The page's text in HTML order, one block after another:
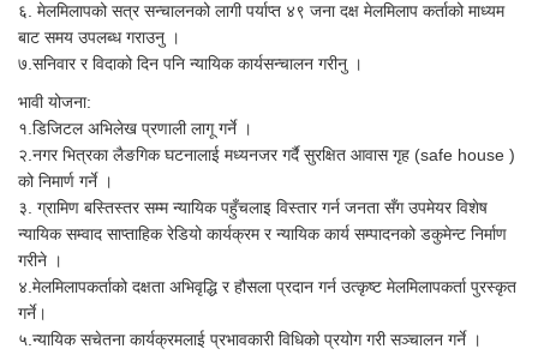
६. मेलमिलापको सत्र सन्चालनको लागी पर्याप्त ४९ जना दक्ष मेलमिलाप कर्ताको माध्यम
बाट समय उपलब्ध गराउनु ।
७.सनिवार र विदाको दिन पनि न्यायिक कार्यसन्चालन गरीनु ।
भावी योजना:
१.डिजिटल अभिलेख प्रणाली लागू गर्ने ।
२.नगर भित्रका लैङगिक घटनालाई मध्यनजर गर्दै सुरक्षित आवास गृह (safe house )
को निमार्ण गर्ने ।
३. ग्रामिण बस्तिस्तर सम्म न्यायिक पहुँचलाइ विस्तार गर्न जनता सँग उपमेयर विशेष
न्यायिक सम्वाद साप्ताहिक रेडियो कार्यक्रम र न्यायिक कार्य सम्पादनको डकुमेन्ट निर्माण
गरीने ।
४.मेलमिलापकर्ताको दक्षता अभिवृद्धि र हौसला प्रदान गर्न उत्कृष्ट मेलमिलापकर्ता पुरस्कृत
गर्ने।
५.न्यायिक सचेतना कार्यक्रमलाई प्रभावकारी विधिको प्रयोग गरी सञ्चालन गर्ने ।